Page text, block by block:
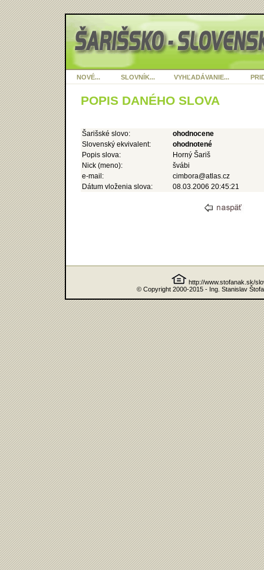
NOVÉ... SLOVNÍK... VYHĽADÁVANIE...
POPIS DANÉHO SLOVA
Šarišské slovo:
ohodnocene
Slovenský ekvivalent:
ohodnotené
Popis slova:
Horný Šariš
Nick (meno):
švábi
e-mail:
cimbora@atlas.cz
Dátum vloženia slova:
08.03.2006 20:45:21
http://www.stofanak.sk/
© Copyright 2000-2015 - Ing. Stanislav